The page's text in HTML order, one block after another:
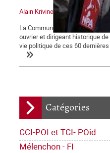
Catégories
CCI-POI et TCI- POid
Mélenchon - FI
Alain Krivine
La Commune tient à saluer la
ouvrier et dirigeant historique
vie politique de ces 60